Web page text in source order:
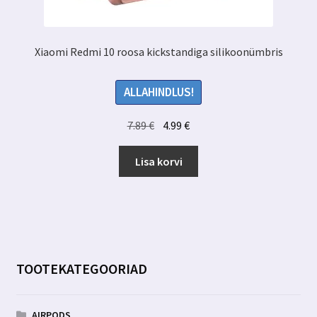
Xiaomi Redmi 10 roosa kickstandiga silikoonümbris
ALLAHINDLUS!
7.89€ Algne
oli:
7.89 €.
4.99€Praegune
4.99 €.
Lisa korvi
TOOTEKATEGOORIAD